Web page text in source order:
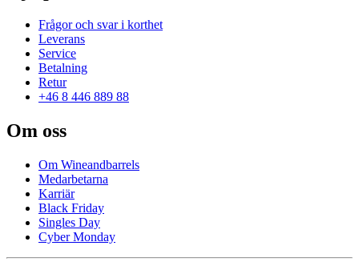
Frågor och svar i korthet
Leverans
Service
Betalning
Retur
+46 8 446 889 88
Om oss
Om Wineandbarrels
Medarbetarna
Karriär
Black Friday
Singles Day
Cyber Monday